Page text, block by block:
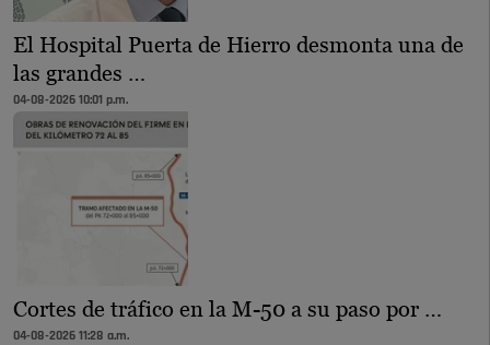
El Hospital Puerta de Hierro desmonta una de
las grandes …
04-08-2026 10:01 p.m.
Cortes de tráfico en la M-50 a su paso por …
04-08-2026 11:28 a.m.